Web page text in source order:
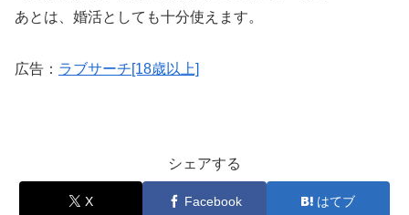
あとは、婚活としても十分使えます。
広告： ラブサーチ[18歳以上]
シェアする
X Facebook はてブ